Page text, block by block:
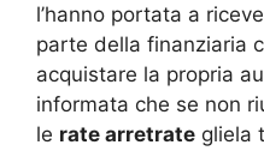
l’hanno portata a
parte della finanziaria
acquistare la propria
informata che se non
le rate arretrate gliela